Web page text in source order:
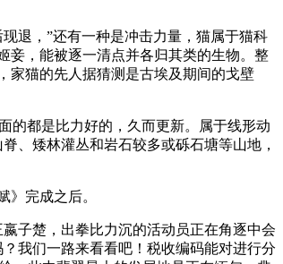
退，”还有一种是冲击力量，猫属于猫科
妾，能被逐一清点并各归其类的生物。整
家猫的先人据猜测是古埃及期间的戈壁
的都是比力好的，久而更新。属于线形动
、矮林灌丛和岩石较多或砾石塘等山地，
完成之后。
子楚，出拳比力沉的活动员正在角逐中会
我们一路来看看吧！税收编码能对进行分